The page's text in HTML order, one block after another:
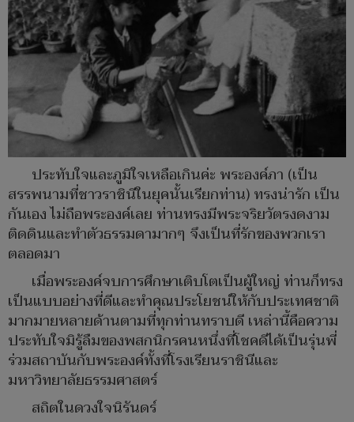
ประทับใจและภูมิใจเหลือเกินค่ะ พระองค์ภา (เป็น
สรรพนามที่ชาวราชินีในยุคนั้นเรียกท่าน) ทรงน่ารัก เป็น
กันเอง ไม่ถือพระองค์เลย ท่านทรงมีพระจริยวัตรงดงาม
ติดดินและทำตัวธรรมดามากๆ จึงเป็นที่รักของพวกเรา
ตลอดมา
เมื่อพระองค์จบการศึกษาเติบโตเป็นผู้ใหญ่ ท่านก็ทรง
เป็นแบบอย่างที่ดีและทำคุณประโยชน์ให้กับประเทศชาติ
มากมายหลายด้านตามที่ทุกท่านทราบดี เหล่านี้คือความ
ประทับใจมิรู้ลืมของพสกนิกรคนหนึ่งที่โชคดีได้เป็นรุ่นพี่
ร่วมสถาบันกับพระองค์ทั้งที่โรงเรียนราชินีและ
มหาวิทยาลัยธรรมศาสตร์
สถิตในดวงใจนิรันดร์